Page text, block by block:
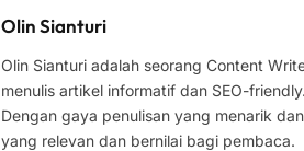
Olin Sianturi
Olin Sianturi adalah seorang Content
menulis artikel informatif dan SEO-
Dengan gaya penulisan yang menarik
yang relevan dan bernilai bagi pembaca.